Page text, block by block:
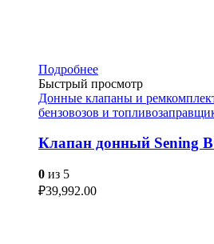
Подробнее
Быстрый просмотр
Донные клапаны и
бензовозов и
Клапан донный Sening
0 из 5
₽39,992.00